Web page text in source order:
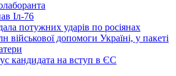
Іл-76
потужних ударів по росіянах
допомоги Україні, у пакеті
кандидата на вступ в ЄС